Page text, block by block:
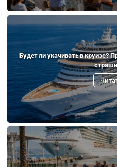
Будет ли укачивать в круизе?